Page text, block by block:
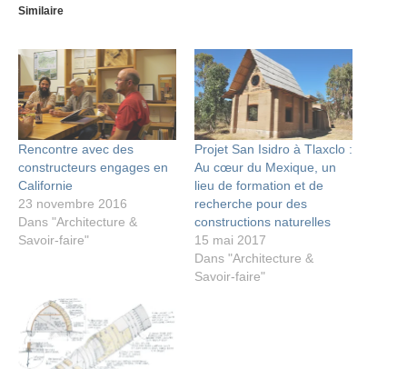
Similaire
Rencontre avec des
constructeurs engages en
Californie
23 novembre 2016
Dans "Architecture &
Savoir-faire"
Projet San Isidro à Tlaxclo :
Au cœur du Mexique, un
lieu de formation et de
recherche pour des
constructions naturelles
15 mai 2017
Dans "Architecture &
Savoir-faire"